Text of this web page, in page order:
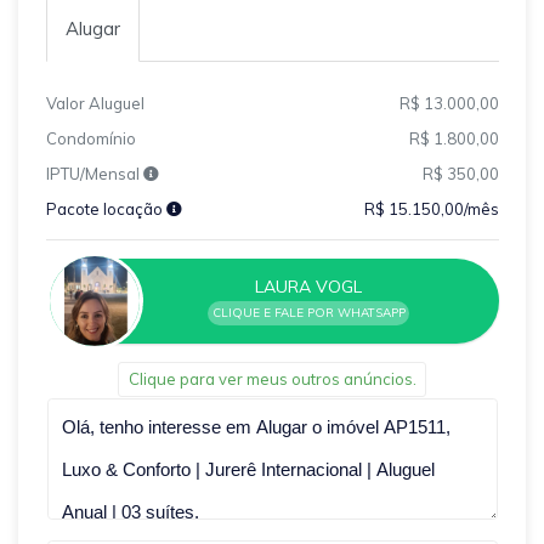
Alugar
Valor Aluguel
R$ 13.000,00
Condomínio
R$ 1.800,00
IPTU/Mensal
R$ 350,00
Pacote locação
R$ 15.150,00/mês
LAURA VOGL
CLIQUE E FALE POR WHATSAPP
Clique para ver meus outros anúncios.